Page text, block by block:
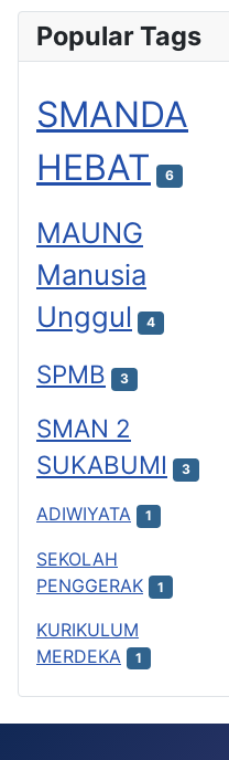
Popular Tags
SMANDA
HEBAT
6
MAUNG
Manusia
Unggul
4
SPMB 3
SMAN 2
SUKABUMI
3
ADIWIYATA 1
SEKOLAH
PENGGERAK
1
KURIKULUM
MERDEKA
1